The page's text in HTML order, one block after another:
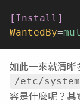
[Install]
WantedBy=
如此一來就清
/etc/
容是什麼呢？其